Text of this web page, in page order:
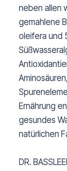
neben allen
gemahlene
oleifera und
Ernährung
gesundes
natürlichen
DR.